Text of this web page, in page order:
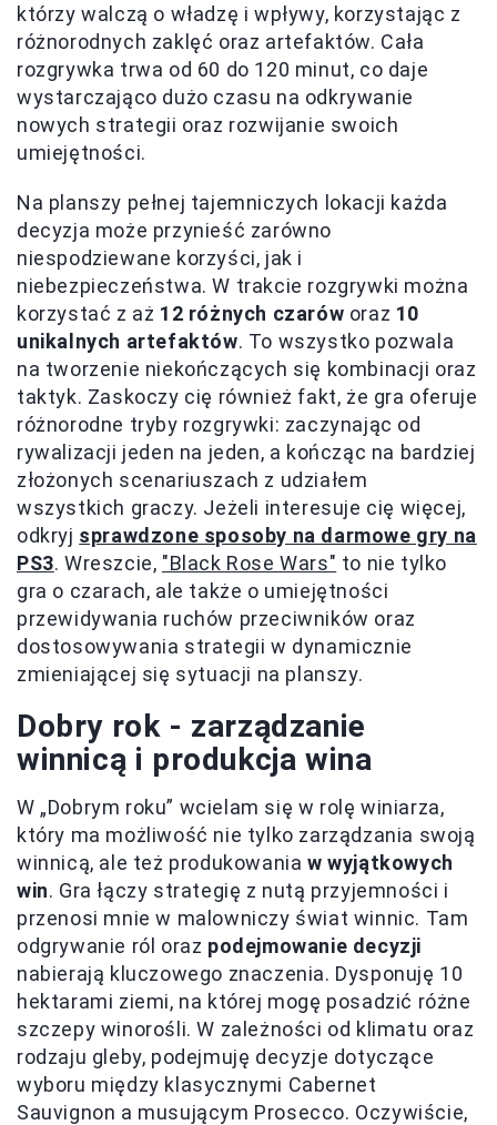
którzy walczą o władzę i wpływy, korzystając z
różnorodnych zaklęć oraz artefaktów. Cała
rozgrywka trwa od 60 do 120 minut, co daje
wystarczająco dużo czasu na odkrywanie
nowych strategii oraz rozwijanie swoich
umiejętności.
Na planszy pełnej tajemniczych lokacji każda
decyzja może przynieść zarówno
niespodziewane korzyści, jak i
niebezpieczeństwa. W trakcie rozgrywki można
korzystać z aż 12 różnych czarów oraz 10
unikalnych artefaktów. To wszystko pozwala
na tworzenie niekończących się kombinacji oraz
taktyk. Zaskoczy cię również fakt, że gra oferuje
różnorodne tryby rozgrywki: zaczynając od
rywalizacji jeden na jeden, a kończąc na bardziej
złożonych scenariuszach z udziałem
wszystkich graczy. Jeżeli interesuje cię więcej,
odkryj sprawdzone sposoby na darmowe gry na
PS3. Wreszcie, "Black Rose Wars" to nie tylko
gra o czarach, ale także o umiejętności
przewidywania ruchów przeciwników oraz
dostosowywania strategii w dynamicznie
zmieniającej się sytuacji na planszy.
Dobry rok - zarządzanie
winnicą i produkcja wina
W „Dobrym roku” wcielam się w rolę winiarza,
który ma możliwość nie tylko zarządzania swoją
winnicą, ale też produkowaniaw wyjątkowych
win. Gra łączy strategię z nutą przyjemności i
przenosi mnie w malowniczy świat winnic. Tam
odgrywanie ról oraz podejmowanie decyzji
nabierają kluczowego znaczenia. Dysponuję 10
hektarami ziemi, na której mogę posadzić różne
szczepy winorośli. W zależności od klimatu oraz
rodzaju gleby, podejmuję decyzje dotyczące
wyboru między klasycznymi Cabernet
Sauvignon a musującym Prosecco. Oczywiście,